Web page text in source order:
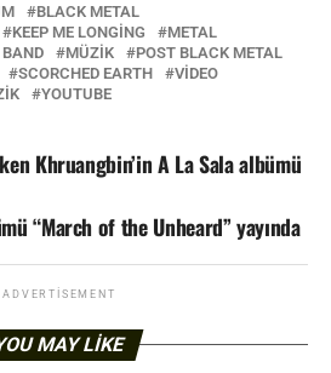
BLACK METAL
KEEP ME LONGING
METAL
MÜZIK
POST BLACK METAL
SCORCHED EARTH
VIDEO
YOUTUBE
Khruangbin’in A La Sala albümü
“March of the Unheard” yayında
ADVERTISEMENT
MAY LIKE